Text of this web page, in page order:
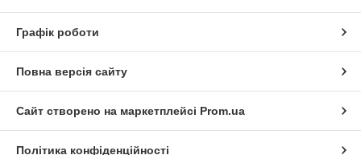
Графік роботи
Повна версія сайту
Сайт створено на маркетплейсі Prom.ua
Політика конфіденційності